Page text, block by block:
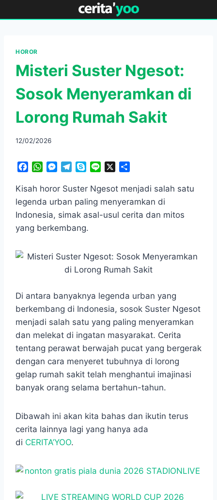
to
HOROR
Misteri Suster Ngesot:
Sosok Menyeramkan di
Lorong Rumah Sakit
12/02/2026
c
e
o
o
W
a
t
A
p
M
s
s
n
g
r
l
e
g
r
a
y
p
n
e
a
r
Kisah horor Suster Ngesot menjadi salah satu
legenda urban paling menyeramkan di
Indonesia, simak asal-usul cerita dan mitos
yang berkembang.
Di antara banyaknya legenda urban yang
berkembang di Indonesia, sosok Suster Ngesot
menjadi salah satu yang paling menyeramkan
dan melekat di ingatan masyarakat. Cerita
tentang perawat berwajah pucat yang bergerak
dengan cara menyeret tubuhnya di lorong
gelap rumah sakit telah menghantui imajinasi
banyak orang selama bertahun-tahun.
Dibawah ini akan kita bahas dan ikutin terus
cerita lainnya lagi yang hanya ada
di CERITA’YOO.